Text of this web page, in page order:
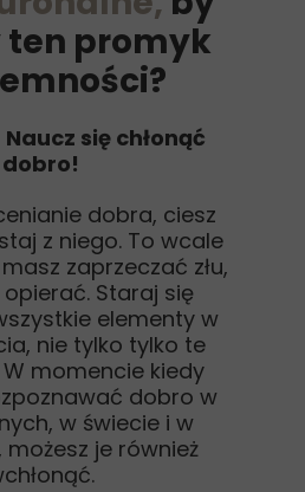
ten promyk
się chłonąć
dobro!
dobra, ciesz
z niego. To wcale
zaprzeczać złu,
Staraj się
elementy w
nie tylko tylko te
momencie kiedy
dobro w
w świecie i w
możesz je również